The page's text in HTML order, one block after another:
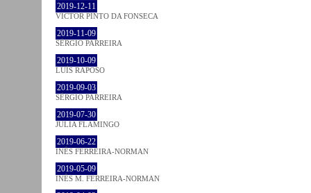
2019-12-11
VICTOR PINTO DA FONSECA
2019-11-09
SÉRGIO PARREIRA
2019-10-09
LUÍS RAPOSO
2019-09-03
SÉRGIO PARREIRA
2019-07-30
JULIA FLAMINGO
2019-06-22
INÊS FERREIRA-NORMAN
2019-05-09
INÊS M. FERREIRA-NORMAN